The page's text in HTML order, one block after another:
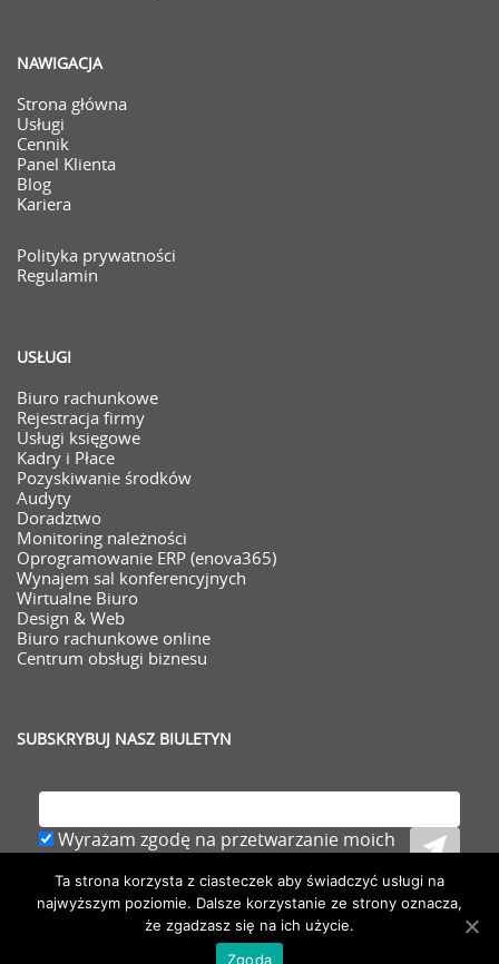
NAWIGACJA
Strona główna
Usługi
Cennik
Panel Klienta
Blog
Kariera
Polityka prywatności
Regulamin
USŁUGI
Biuro rachunkowe
Rejestracja firmy
Usługi księgowe
Kadry i Płace
Pozyskiwanie środków
Audyty
Doradztwo
Monitoring należności
Oprogramowanie ERP (enova365)
Wynajem sal konferencyjnych
Wirtualne Biuro
Design & Web
Biuro rachunkowe online
Centrum obsługi biznesu
SUBSKRYBUJ NASZ BIULETYN
Wyrażam zgodę na przetwarzanie moich
w zgłoszeniu,rozwiń
Ta strona korzysta z ciasteczek aby świadczyć usługi na
najwyższym poziomie. Dalsze korzystanie ze strony oznacza,
że zgadzasz się na ich użycie.
Zgoda